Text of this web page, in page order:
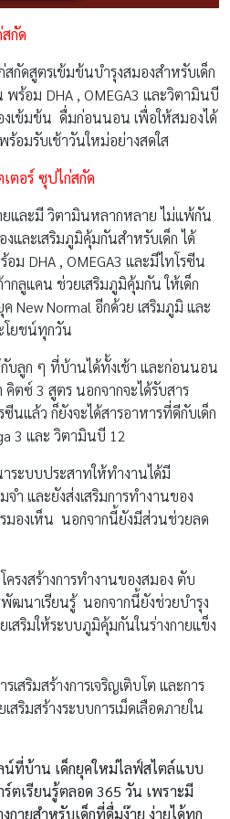
กัด
กัดสูตรเข้มข้นบำรุงสมองสำหรับเด็ก
ร้อม DHA , OMEGA3 และวิตามินบี
เข้มข้น ดื่มก่อนนอน เพื่อให้สมองได้
อมรับเช้าวันใหม่อย่างสดใส
ตอร์ ซุปไก่สกัด
และมี วิตามินหลากหลาย ไม่แพ้กัน
และเสริมภูมิคุ้มกันสำหรับเด็ก ได้
ม DHA , OMEGA3 และมีไทโรซีน
กลูแคน ช่วยเสริมภูมิคุ้มกัน ให้เด็ก
New Normal อีกด้วย เสริมภูมิ และ
โยชน์ทุกวัน
บลูก ๆ ที่บ้านได้ทั้งเช้า และก่อนนอน
คิตซ์ 3 สูตร นอกจากจะได้รับสาร
นแล้ว ก็ยังจะได้สารอาหารที่ดีกับเด็ก
3 และ วิตามินบี 12
ะบบประสาทให้ทำงานได้มี
ำ และยังส่งเสริมการทำงานของ
มองเห็น นอกจากนี้ยังมีส่วนช่วยลด
รงสร้างการทำงานของสมอง ตับ
ฒนาเรียนรู้ นอกจากนี้ยังช่วยบำรุง
เสริมให้ระบบภูมิคุ้มกันในร่างกายแข็ง
เสริมสร้างการเจริญเติบโต และการ
ริมสร้างระบบการเม็ดเลือดภายใน
น์ที่บ้าน เด็กยุคใหม่ไลฟ์สไตล์แบบ
ตเรียนรู้ตลอด 365 วัน เพราะมี
กายสำหรับเด็กที่ดื่มง๊าย ง่ายได้ทุก